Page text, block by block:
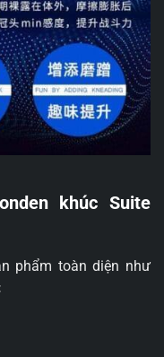
khúc Suite
phẩm toàn diện như